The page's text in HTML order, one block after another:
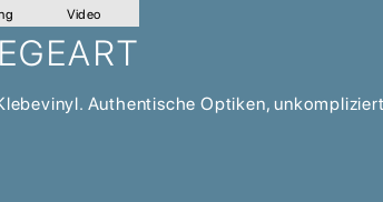
Video
Authentische Optiken,